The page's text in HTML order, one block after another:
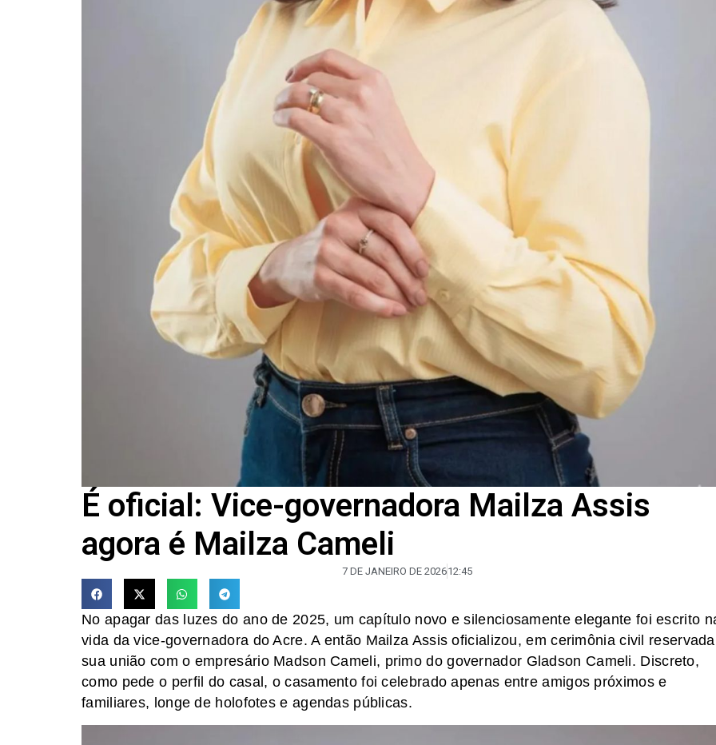
É oficial: Vice-governadora Mailza Assis
agora é Mailza Cameli
7 DE JANEIRO DE 202612:45
No apagar das luzes do ano de 2025, um capítulo novo e silenciosamente elegante foi escrito
vida da vice-governadora do Acre. A então Mailza Assis oficializou, em cerimônia civil
sua união com o empresário Madson Cameli, primo do governador Gladson Cameli. Discreto,
como pede o perfil do casal, o casamento foi celebrado apenas entre amigos próximos e
familiares, longe de holofotes e agendas públicas.